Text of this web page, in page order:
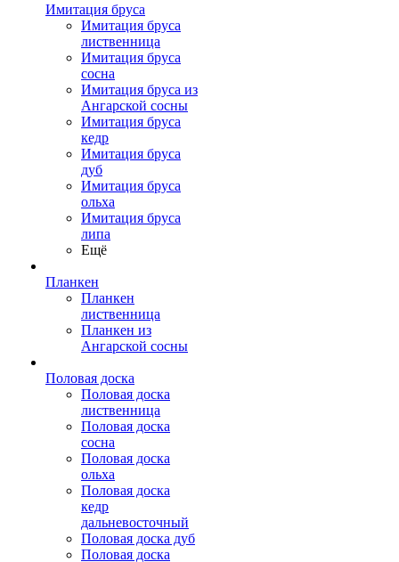
Имитация бруса
Имитация бруса
лиственница
Имитация бруса
сосна
Имитация бруса из
Ангарской сосны
Имитация бруса
кедр
Имитация бруса
дуб
Имитация бруса
ольха
Имитация бруса
липа
Ещё
Планкен
Планкен
лиственница
Планкен из
Ангарской сосны
Половая доска
Половая доска
лиственница
Половая доска
сосна
Половая доска
ольха
Половая доска
кедр
дальневосточный
Половая доска дуб
Половая доска